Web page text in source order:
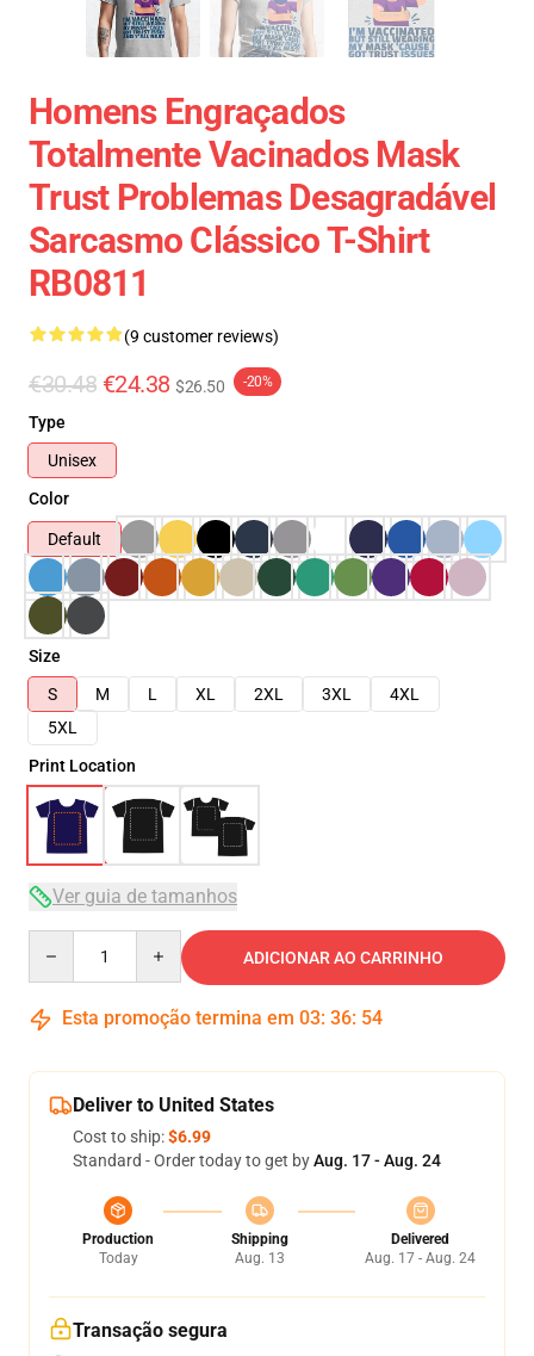
Homens Engraçados
Totalmente Vacinados Mask
Trust Problemas Desagradável
Sarcasmo Clássico T-Shirt
RB0811
(9 customer reviews)
€30.48 €24.38 $26.50 -20%
Type
Unisex
Color
Default
Size
S
M L XL 2XL 3XL
4XL
5XL
Print Location
Ver guia de tamanhos
ADICIONAR AO CARRINHO
Esta promoção termina em 03: 36: 54
Deliver to United States
Cost to ship:$6.99
Standard - Order today to get byAug. 17 - Aug. 24
Production
Today
Shipping
Aug. 13
Delivered
Aug. 17 - Aug. 24
Transação segura